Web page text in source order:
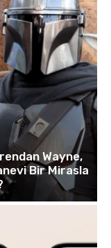
Wayne,
Bir Mirasla